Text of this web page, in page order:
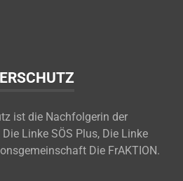
ist die Nachfolgerin der
Linke SÖS Plus, Die Linke
Die FrAKTION.